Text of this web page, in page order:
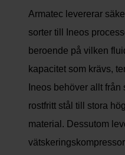
Armatec levererar
sorter till Ineos
beroende på vilken
kapacitet som krävs,
Ineos behöver allt
rostfritt stål till stora
material. Dessutom